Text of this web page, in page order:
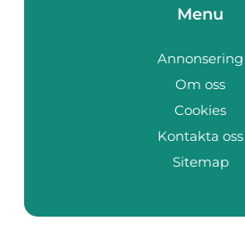
Menu
Annonsering
Om oss
Cookies
Kontakta oss
Sitemap